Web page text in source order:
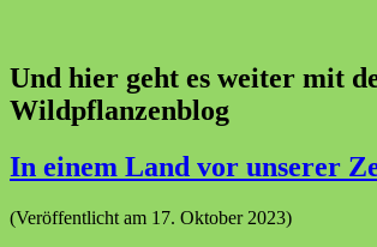
Und hier geht es weiter mit
Wildpflanzenblog
In einem Land vor unserer
(Veröffentlicht am 17. Oktober 2023)